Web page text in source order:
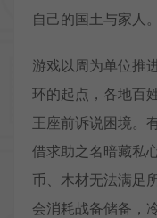
自己的国土与家人。
游戏以周为单位推
环的起点，各地百
王座前诉说困境。
借求助之名暗藏私
币、木材无法满足
会消耗战备储备，